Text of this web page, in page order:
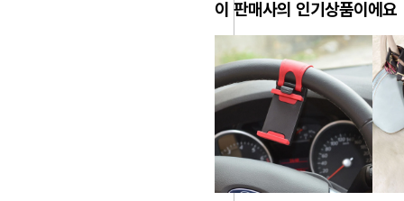
이 판매사의 인기상품이에요